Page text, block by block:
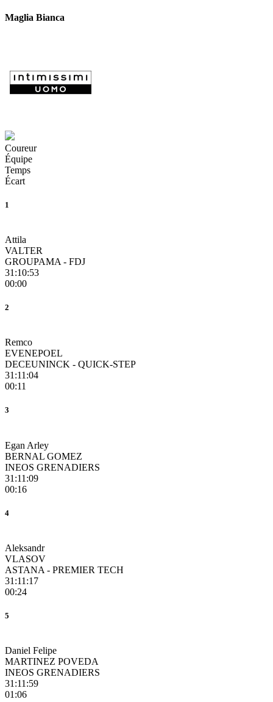
Maglia Bianca
Coureur
Équipe
Temps
Écart
1
Attila
VALTER
GROUPAMA - FDJ
31:10:53
00:00
2
Remco
EVENEPOEL
DECEUNINCK - QUICK-STEP
31:11:04
00:11
3
Egan Arley
BERNAL GOMEZ
INEOS GRENADIERS
31:11:09
00:16
4
Aleksandr
VLASOV
ASTANA - PREMIER TECH
31:11:17
00:24
5
Daniel Felipe
MARTINEZ POVEDA
INEOS GRENADIERS
31:11:59
01:06